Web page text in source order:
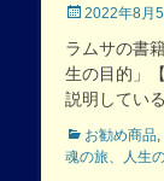
Posted
2022年8月5
ラムサの書
生の目的」
説明してい
Categories
お勧め商品,
魂の旅、人生